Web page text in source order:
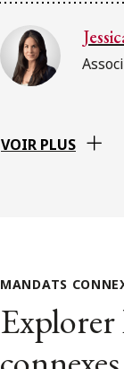
VOIR PLUS
MANDATS
Explorer